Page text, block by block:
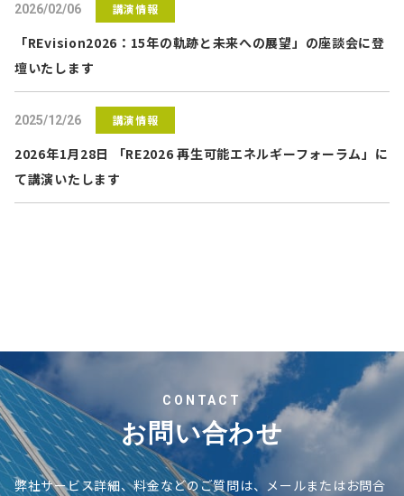
2026/02/06 講演情報
「REvision2026：15年の軌跡と未来への展望」の座談会に登
壇いたします
2025/12/26 講演情報
2026年1月28日 「RE2026 再生可能エネルギーフォーラム」に
て講演いたします
CONTACT
お問い合わせ
弊社サービス詳細、料金などのご質問は、メールまたはお問合